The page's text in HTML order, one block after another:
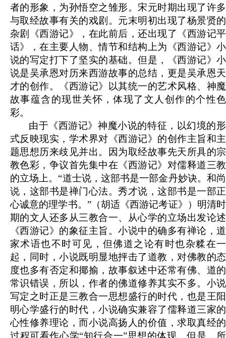
者的形象，为孙悟空之雏形。宋元时期出现了许多
与取经故事有关的戏剧。元末明初出现了杨景贤的
杂剧《西游记》，在此前后，还出现了《西游记平
话》，在主要人物、情节和结构上为《西游记》小
说的写定打下了坚实的基础。但是，《西游记》小
说是吴承恩对历来西游故事的总结，更是吴承恩天
才的创作。《西游记》以其统一的艺术风格、神魔
故事蕴含的现世关怀，体现了文人创作的个性色
彩。
由于《西游记》神魔小说的特征，以幻境的形
式反映现实，学术界对《西游记》的创作主旨和主
题思想历来歧见并出。因为取经故事先天所具的宗
教色彩，争议首先集中在《西游记》对儒释道三教
的立场上。“道士说，这部书是一部金丹妙诀。和尚
说，这部书是禅门心法。秀才说，这部书是一部正
心诚意的理学书。”（胡适《西游记考证》）明清时
期的文人还多从三教合一、从心学的立场出发论述
《西游记》的象征主旨。小说中的确多有禅论，道
家术语也不时可见，但佛道之论有时也杂糅在一
起，同时，小说既明显地抨击了道教，对佛教的态
度也多有否定和揶揄，故事叙述中还常有佛、道的
常识错误，所以，作者的佛道修养其实不多。小说
写定之时正是三教合一思想盛行的时代，也是王阳
明心学盛行的时代，小说确实兼容了儒释道三家的
心性修养理论，而小说高扬人的价值，求取真经的
过程可看作心学“知行合一”思想的体现。但是，所